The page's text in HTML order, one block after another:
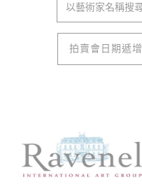
拍賣會日期遞增